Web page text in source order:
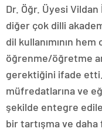
Dr. Öğr. Üyesi
diğer çok dilli
dil kullanımının
öğrenme/öğretme
gerektiğini ifade
müfredatlarına ve
şekilde entegre
bir tartışma ve